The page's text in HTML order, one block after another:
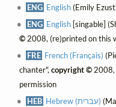
ENG English(Emily
ENG English [singable]
©2008, (re)printed on this
FRE French (Français)
chanter",copyright ©2008,
permission
HEB
Hebrew (עברית)